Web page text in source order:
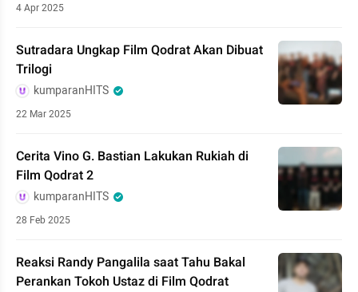
4 Apr 2025
Sutradara Ungkap Film Qodrat Akan Dibuat
Trilogi
kumparanHITS
22 Mar 2025
Cerita Vino G. Bastian Lakukan Rukiah di
Film Qodrat 2
kumparanHITS
28 Feb 2025
Reaksi Randy Pangalila saat Tahu Bakal
Perankan Tokoh Ustaz di Film Qodrat